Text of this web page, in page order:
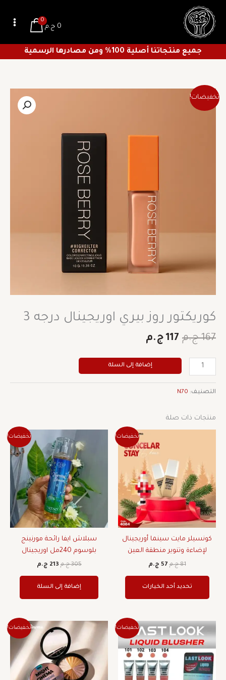
المحتوى
0 ج.م
0
جميع منتجاتنا أصلية 100% ومن مصادرها الرسمية
تخفيضات!
كوريكتور روز بيري اوريجينال درجه 3
167 ج.م 117 ج.م
كمية
كوريكتور
إضافة إلى السلة
التصنيف: N70
منتجات ذات صلة
تخفيضات!
كونسيلر مايت سينما أوريجينال
لإضاءة وتنوير منطقة العين
81 ج.م
الأصلي
هو:
81 ج.م.
57 ج.م
السعر
الحالي
هو:
57 ج.م.
تحديد أحد الخيارات
هناك
العديد
من
المختلفة
لهذا
المنتج.
يمكن
اختيار
الخيارات
تخفيضات!
سبلاش ايفا رائحة مورنينج
بلوسوم 240مل اوريجينال
305 ج.م
الأصلي
هو:
305 ج.م.
213 ج.م
السعر
الحالي
هو:
213 ج.م.
إضافة إلى السلة
تخفيضات!
السعر
الأصلي
هو:
74 ج.م.
السعر
الحالي
هو:
52 ج.م.
هناك
العديد
من
الأشكال
المختلفة
تخفيضات!
السعر
الأصلي
200 ج.م.
السعر
الحالي
هو:
140 ج.م.